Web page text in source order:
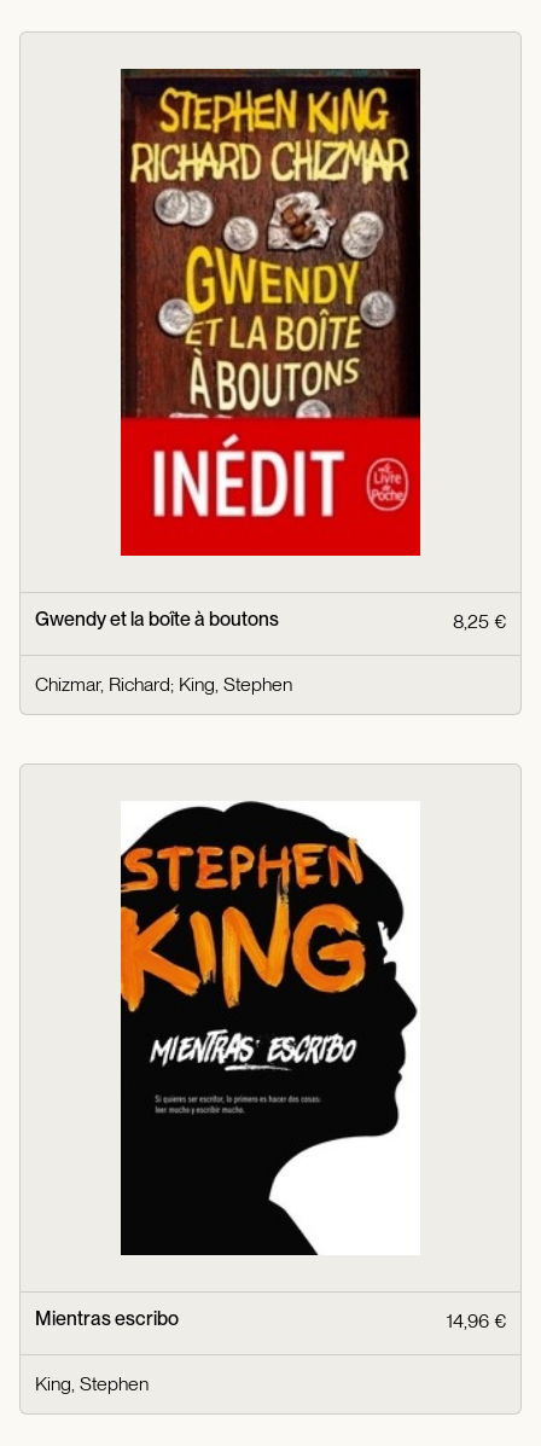
Gwendy et la boîte à boutons 8,25 €
Chizmar, Richard; King, Stephen
Mientras escribo 14,96 €
King, Stephen